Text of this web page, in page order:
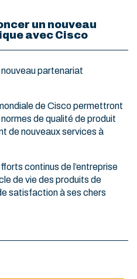
un nouveau
avec Cisco
nouveau partenariat
de Cisco permettront
de qualité de produit
de nouveaux services à
continus de l’entreprise
de vie des produits de
satisfaction à ses chers